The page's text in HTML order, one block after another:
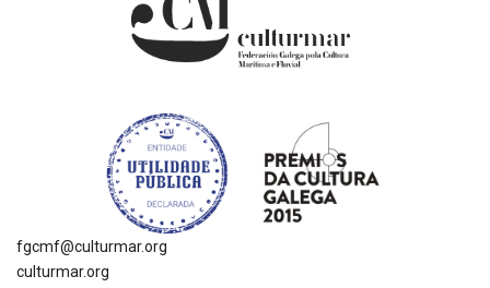
fgcmf@culturmar.org
culturmar.org